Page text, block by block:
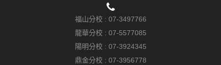
福山分校 : 07-3497766
龍華分校 : 07-5577085
陽明分校 : 07-3924345
鼎金分校 : 07-3956778